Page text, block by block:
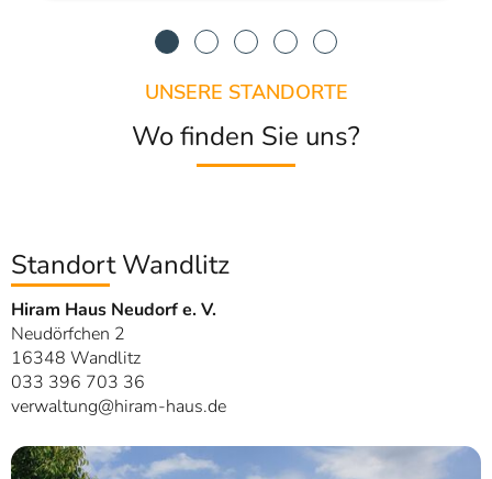
UNSERE STANDORTE
Wo finden Sie uns?
Standort Wandlitz
Hiram Haus Neudorf e. V.
Neudörfchen 2
16348 Wandlitz
033 396 703 36
verwaltung@hiram-haus.de